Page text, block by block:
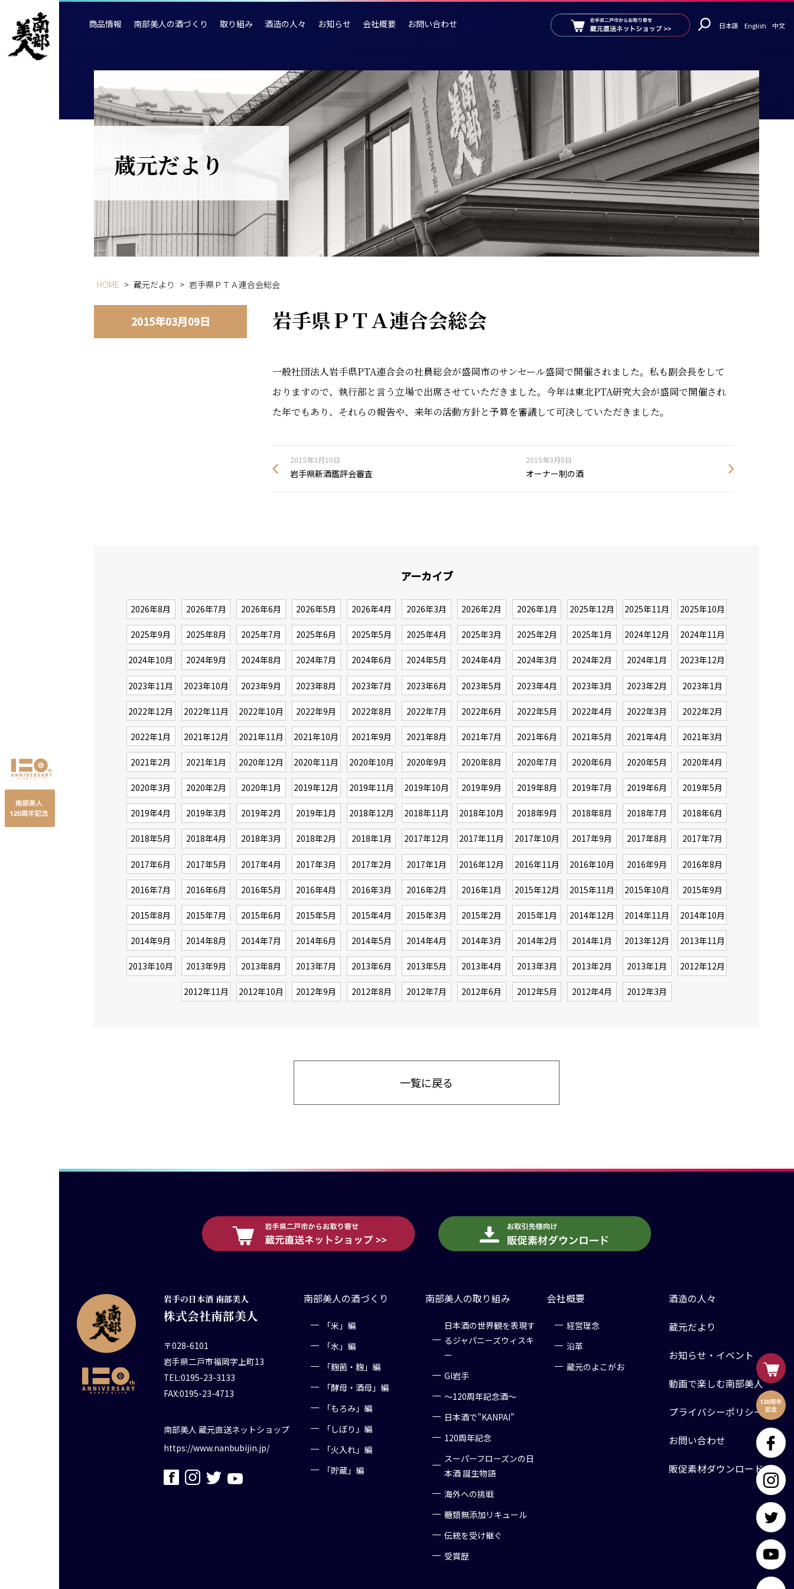
商品情報 南部美人の酒づくり 取り組み 酒造の人々 お知らせ 会社概要 お問い合わせ 日本語 English 中文
蔵元だより
HOME > 蔵元だより > 岩手県ＰＴＡ連合会総会
2015年03月09日 岩手県ＰＴＡ連合会総会
一般社団法人岩手県PTA連合会の社員総会が盛岡市のサンセール盛岡で開催されました。私も副会長をして
おりますので、執行部と言う立場で出席させていただきました。今年は東北PTA研究大会が盛岡で開催され
た年でもあり、それらの報告や、来年の活動方針と予算を審議して可決していただきました。
2015年3月10日
岩手県新酒鑑評会審査
2015年3月8日
オーナー制の酒
アーカイブ
2026年8月 2026年7月 2026年6月 2026年5月 2026年4月 2026年3月 2026年2月 2026年1月 2025年12月 2025年11月 2025年10月
2025年9月 2025年8月 2025年7月 2025年6月 2025年5月 2025年4月 2025年3月 2025年2月 2025年1月 2024年12月 2024年11月
2024年10月 2024年9月 2024年8月 2024年7月 2024年6月 2024年5月 2024年4月 2024年3月 2024年2月 2024年1月 2023年12月
2023年11月 2023年10月 2023年9月 2023年8月 2023年7月 2023年6月 2023年5月 2023年4月 2023年3月 2023年2月 2023年1月
2022年12月 2022年11月 2022年10月 2022年9月 2022年8月 2022年7月 2022年6月 2022年5月 2022年4月 2022年3月 2022年2月
2022年1月 2021年12月 2021年11月 2021年10月 2021年9月 2021年8月 2021年7月 2021年6月 2021年5月 2021年4月 2021年3月
2021年2月 2021年1月 2020年12月 2020年11月 2020年10月 2020年9月 2020年8月 2020年7月 2020年6月 2020年5月 2020年4月
2020年3月 2020年2月 2020年1月 2019年12月 2019年11月 2019年10月 2019年9月 2019年8月 2019年7月 2019年6月 2019年5月
2019年4月 2019年3月 2019年2月 2019年1月 2018年12月 2018年11月 2018年10月 2018年9月 2018年8月 2018年7月 2018年6月
2018年5月 2018年4月 2018年3月 2018年2月 2018年1月 2017年12月 2017年11月 2017年10月 2017年9月 2017年8月 2017年7月
2017年6月 2017年5月 2017年4月 2017年3月 2017年2月 2017年1月 2016年12月 2016年11月 2016年10月 2016年9月 2016年8月
2016年7月 2016年6月 2016年5月 2016年4月 2016年3月 2016年2月 2016年1月 2015年12月 2015年11月 2015年10月 2015年9月
2015年8月 2015年7月 2015年6月 2015年5月 2015年4月 2015年3月 2015年2月 2015年1月 2014年12月 2014年11月 2014年10月
2014年9月 2014年8月 2014年7月 2014年6月 2014年5月 2014年4月 2014年3月 2014年2月 2014年1月 2013年12月 2013年11月
2013年10月 2013年9月 2013年8月 2013年7月 2013年6月 2013年5月 2013年4月 2013年3月 2013年2月 2013年1月 2012年12月
2012年11月 2012年10月 2012年9月 2012年8月 2012年7月 2012年6月 2012年5月 2012年4月 2012年3月
一覧に戻る
岩手の日本酒 南部美人
株式会社南部美人
〒028-6101
岩手県二戸市福岡字上町13
TEL:0195-23-3133
FAX:0195-23-4713
南部美人 蔵元直送ネットショップ
https://www.nanbubijin.jp/
南部美人の酒づくり
「米」編
「水」編
「麹菌・麹」編
「酵母・酒母」編
「もろみ」編
「しぼり」編
「火入れ」編
「貯蔵」編
南部美人の取り組み
日本酒の世界観を表現す
るジャパニーズウィスキ
ー
GI岩手
～120周年記念酒～
日本酒で”KANPAI”
120周年記念
スーパーフローズンの日
本酒 誕生物語
海外への挑戦
糖類無添加リキュール
伝統を受け継ぐ
受賞歴
会社概要
経営理念
沿革
蔵元のよこがお
酒造の人々
蔵元だより
お知らせ・イベント
動画で楽しむ南部美人
プライバシーポリシー
お問い合わせ
販促素材ダウンロード